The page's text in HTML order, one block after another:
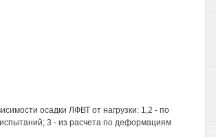
осадки ЛФВТ от нагрузки: 1,2 - по
3 - из расчета по деформациям